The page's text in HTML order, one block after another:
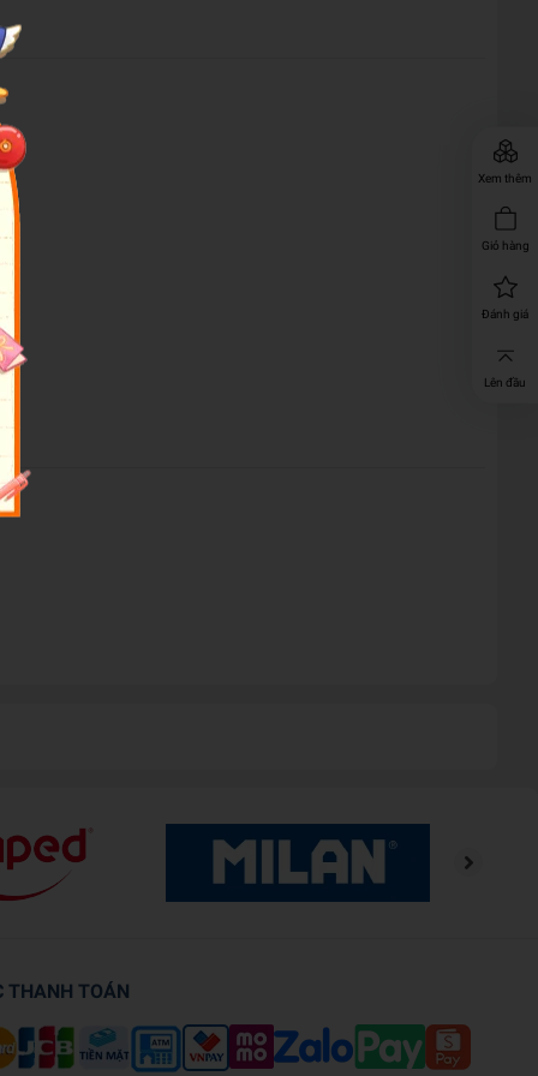
Xem thêm
Giỏ hàng
Đánh giá
Lên đầu
THANH TOÁN